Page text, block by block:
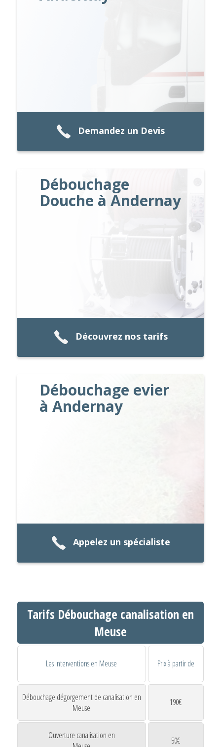
Demandez un Devis
Débouchage
Douche à Andernay
Découvrez nos tarifs
Débouchage evier
à Andernay
Appelez un spécialiste
Tarifs Débouchage canalisation en
Meuse
Les interventions en Meuse Prix à partir de
Débouchage dégorgement de canalisation en
Meuse
190€
Ouverture canalisation en
50€